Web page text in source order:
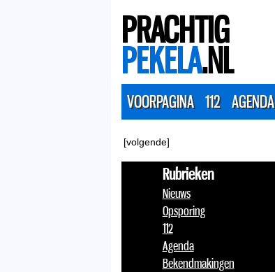
PRACHTIG
PEKELA.NL
VOORPAGINA 112 AGENDA
[volgende]
Rubrieken
Nieuws
Opsporing
112
Agenda
Bekendmakingen